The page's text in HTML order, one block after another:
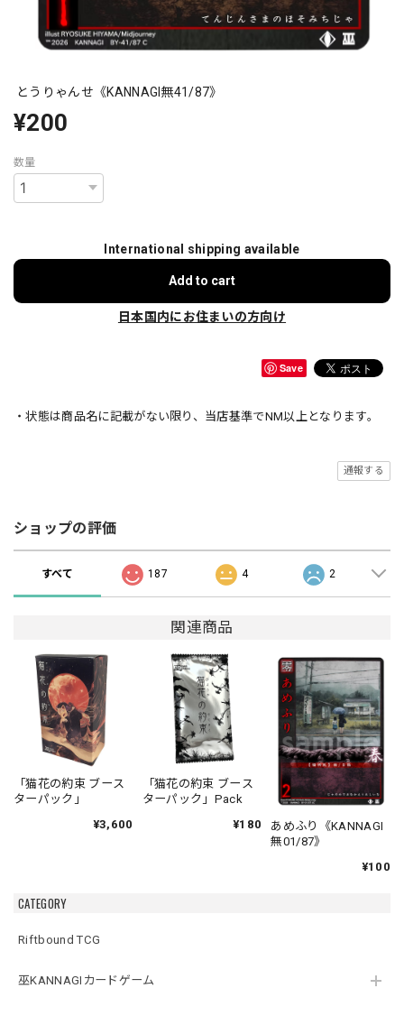
CATEGORY
Riftbound TCG
巫KANNAGIカードゲーム
とうりゃんせ《KANNAGI無41/87》
¥200
数量
International shipping available
Add to cart
日本国内にお住まいの方向け
Save
・状態は商品名に記載がない限り、当店基準でNM以上となります。
通報する
ショップの評価
すべて 187 4 2
関連商品
「猫花の約束 ブース
ターパック」
¥3,600
「猫花の約束 ブース
ターパック」Pack
¥180
あめふり《KANNAGI
無01/87》
¥100